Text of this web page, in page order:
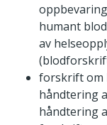
humant
av
forskrift om
håndtering
håndtering